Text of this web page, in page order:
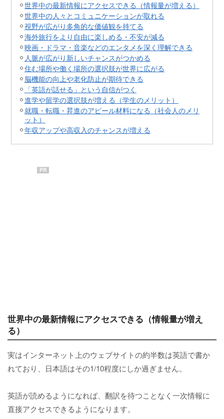
世界中の最新情報にアクセスできる（情報量が増える）
世界中の人々とコミュニケーションが取れる
視野が広がり多角的な価値観を持てる
海外旅行をより自由に楽しめる・不安が減る
映画・ドラマ・音楽などのエンタメを深く理解できる
人脈が広がり新しいチャンスがつかめる
住む場所や働く場所の選択肢が世界に広がる
脳機能の向上や老化防止が期待できる
「英語が話せる」という自信がつく
進学や留学の選択肢が増える（学生のメリット）
就職・転職・昇進のアピール材料になる（社会人のメリ
ット）
年収アップや高収入のチャンスが増える
PR
世界中の最新情報にアクセスできる（情報量が増え
る）
実はインターネット上のウェブサイトの約半数は英語で書か
れており、日本語はその1/10程度にしか過ぎません。
英語が読めるようになれば、翻訳を待つことなく一次情報に
直接アクセスできるようになります。